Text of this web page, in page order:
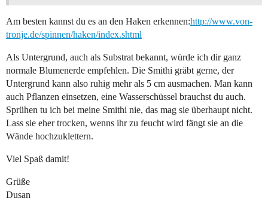
Am besten kannst du es an den Haken erkennen:http://www.von-
tronje.de/spinnen/haken/index.shtml
Als Untergrund, auch als Substrat bekannt, würde ich dir ganz
normale Blumenerde empfehlen. Die Smithi gräbt gerne, der
Untergrund kann also ruhig mehr als 5 cm ausmachen. Man kann
auch Pflanzen einsetzen, eine Wasserschüssel brauchst du auch.
Sprühen tu ich bei meine Smithi nie, das mag sie überhaupt nicht.
Lass sie eher trocken, wenns ihr zu feucht wird fängt sie an die
Wände hochzuklettern.
Viel Spaß damit!
Grüße
Dusan